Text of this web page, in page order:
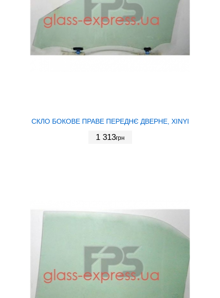
СКЛО БОКОВЕ ПРАВЕ ПЕРЕДНЄ ДВЕРНЕ, XINYI
1 313грн